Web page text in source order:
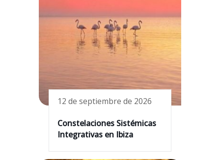
12 de septiembre de 2026
Constelaciones Sistémicas
Integrativas en Ibiza